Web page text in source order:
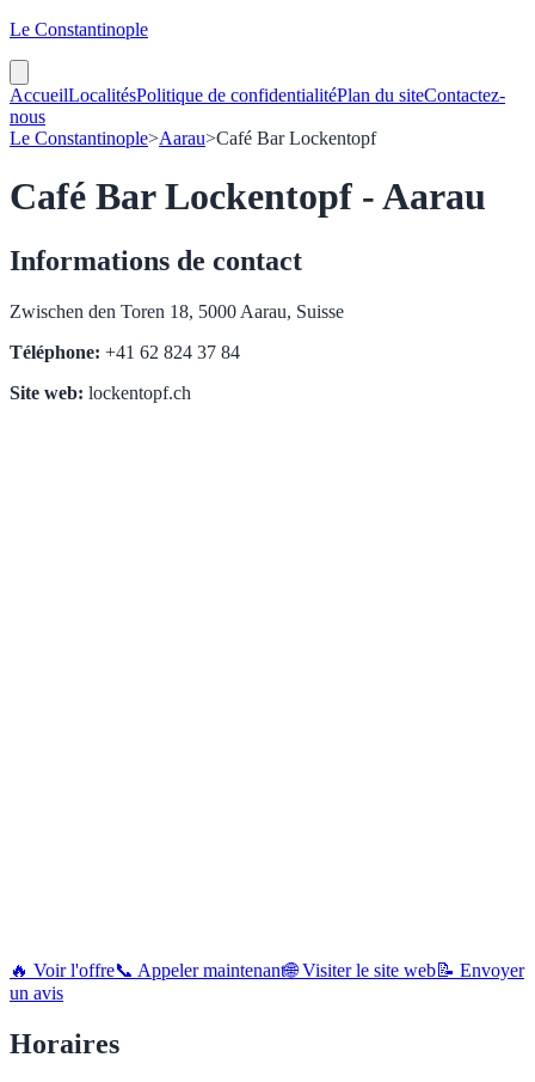
Le Constantinople
AccueilLocalitésPolitique de confidentialitéPlan du siteContactez-
nous
Le Constantinople>Aarau>Café Bar Lockentopf
Café Bar Lockentopf - Aarau
Informations de contact
Zwischen den Toren 18, 5000 Aarau, Suisse
Téléphone: +41 62 824 37 84
Site web: lockentopf.ch
🔥 Voir l'offre📞 Appeler maintenant🌐 Visiter le site web📝 Envoyer
un avis
Horaires